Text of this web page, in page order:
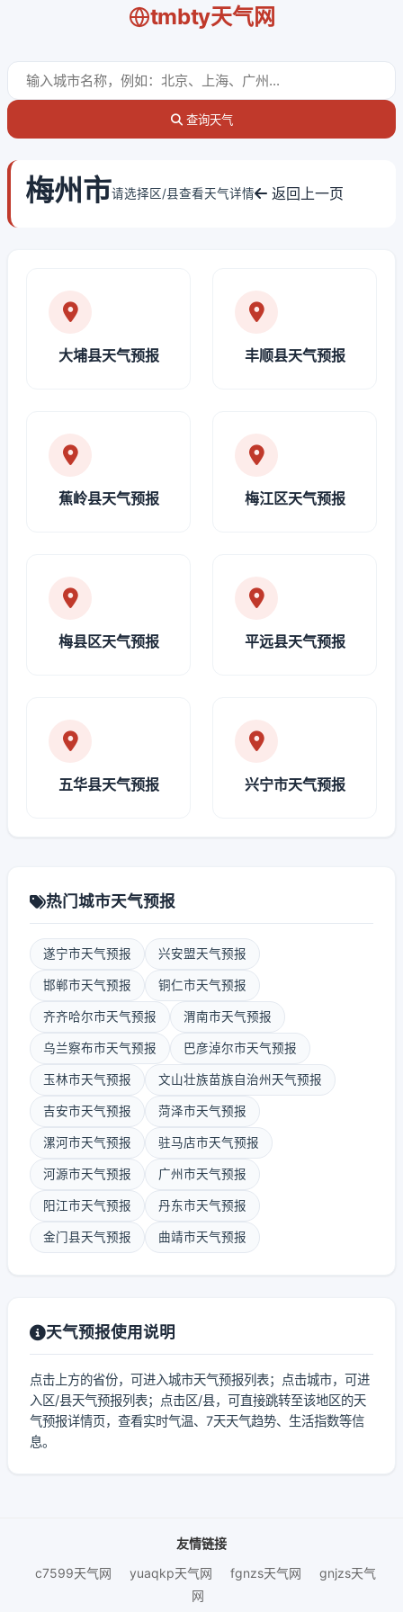
tmbty天气网
查询天气
梅州市请选择区/县查看天气详情 返回上一页
大埔县天气预报 丰顺县天气预报
蕉岭县天气预报 梅江区天气预报
梅县区天气预报 平远县天气预报
五华县天气预报 兴宁市天气预报
热门城市天气预报
遂宁市天气预报 兴安盟天气预报
邯郸市天气预报 铜仁市天气预报
齐齐哈尔市天气预报 渭南市天气预报
乌兰察布市天气预报 巴彦淖尔市天气预报
玉林市天气预报 文山壮族苗族自治州天气预报
吉安市天气预报 菏泽市天气预报
漯河市天气预报 驻马店市天气预报
河源市天气预报 广州市天气预报
阳江市天气预报 丹东市天气预报
金门县天气预报 曲靖市天气预报
天气预报使用说明
点击上方的省份，可进入城市天气预报列表；点击城市，可进
入区/县天气预报列表；点击区/县，可直接跳转至该地区的天
气预报详情页，查看实时气温、7天天气趋势、生活指数等信
息。
友情链接
c7599天气网
yuaqkp天气网 fgnzs天气网
gnjzs天气
网